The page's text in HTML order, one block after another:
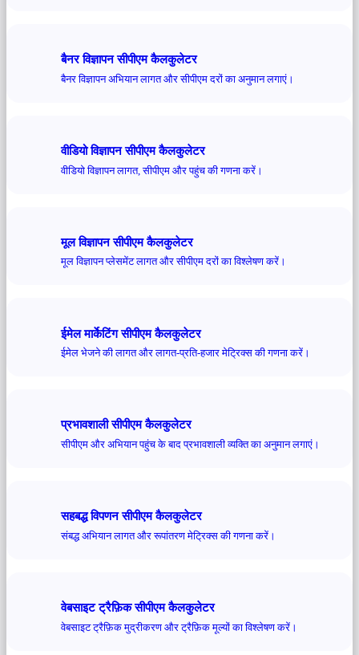
बैनर विज्ञापन सीपीएम कैलकुलेटर
बैनर विज्ञापन अभियान लागत और सीपीएम दरों का अनुमान लगाएं।
वीडियो विज्ञापन सीपीएम कैलकुलेटर
वीडियो विज्ञापन लागत, सीपीएम और पहुंच की गणना करें।
मूल विज्ञापन सीपीएम कैलकुलेटर
मूल विज्ञापन प्लेसमेंट लागत और सीपीएम दरों का विश्लेषण करें।
ईमेल मार्केटिंग सीपीएम कैलकुलेटर
ईमेल भेजने की लागत और लागत-प्रति-हजार मेट्रिक्स की गणना करें।
प्रभावशाली सीपीएम कैलकुलेटर
सीपीएम और अभियान पहुंच के बाद प्रभावशाली व्यक्ति का अनुमान लगाएं।
सहबद्ध विपणन सीपीएम कैलकुलेटर
संबद्ध अभियान लागत और रूपांतरण मेट्रिक्स की गणना करें।
वेबसाइट ट्रैफ़िक सीपीएम कैलकुलेटर
वेबसाइट ट्रैफ़िक मुद्रीकरण और ट्रैफ़िक मूल्यों का विश्लेषण करें।